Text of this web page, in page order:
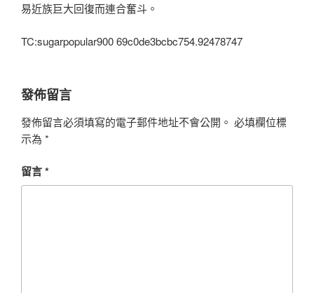
易近族巨大回復而連合奮斗。
TC:sugarpopular900 69c0de3bcbc754.92478747
發佈留言
發佈留言必須填寫的電子郵件地址不會公開。 必填欄位標
示為 *
留言*